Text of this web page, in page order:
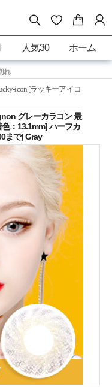
人気30 ホーム
れ
icon [ラッキーアイコ
グレーカラコン 最
：13.1mm] ハーフカ
まで) Gray